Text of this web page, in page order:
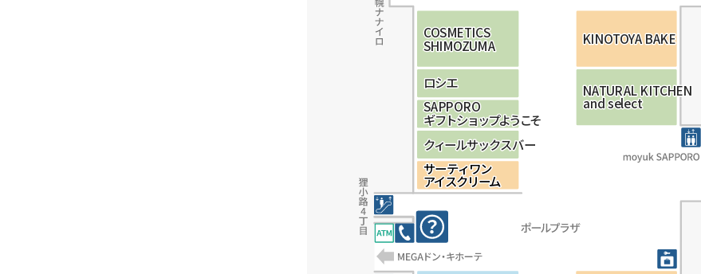
NATURALKITCHEN
andselect
NATURALKITCHEN
andselect
NATURALKITCHEN
andselect
KINOTOYABAKE
KINOTOYABAKE
KINOTOYABAKE
サーティワン
アイスクリーム
サーティワン
アイスクリーム
クィールサックスバー
クィールサックスバー
クィールサックスバー
SAPPORO
ギフトショップようこそ
SAPPORO
ギフトショップようこそ
SAPPORO
ギフトショップようこそ
ロシエ
ロシエ
ロシエ
COSMETICS
SHIMOZUMA
COSMETICS
SHIMOZUMA
COSMETICS
SHIMOZUMA